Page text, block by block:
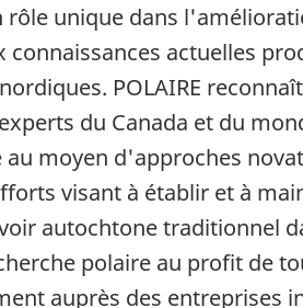
rôle unique dans
connaissances actuelles
POLAIRE
du Canada et du
moyen d'approches
visant à établir et à
autochtone traditionnel
polaire au profit de
auprès des entreprises